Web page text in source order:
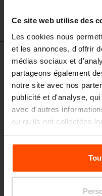
Ce site web utilise des
Les cookies nous
et les annonces, d'offrir
médias sociaux et
partageons également
notre site avec nos
publicité et d'analyse,
avec d'autres
ou qu'ils ont collectées
Pour plus d'informations,
sitePrinciples Relating
POL225 - POL255
Ensemble de
base en acier avec plateforme,
système d'irrigation